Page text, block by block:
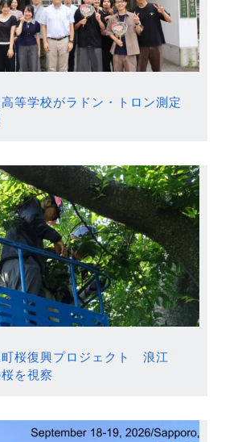
等学校がラドン・トロン測定
町桜復興プロジェクト 浪江
を視察